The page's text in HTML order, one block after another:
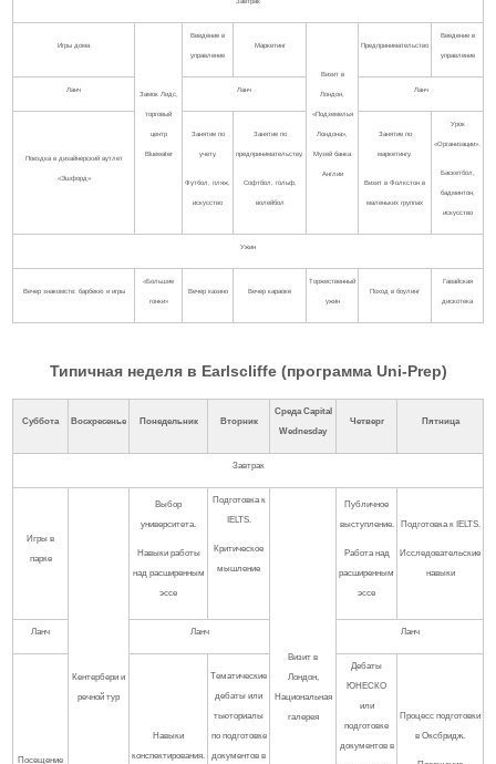
Игры дома
Замок Лидс,
торговый
центр
Bluewater
Введение в
управление
Маркетинг
Визит в
Лондон,
«Подземелья
Лондона»,
Музей банка
Англии
Предпринимательство
Введение в
управление
Ланч Ланч Ланч
Поездка в дизайнерский аутлет
«Эшфорд»
Занятие по
учету.
Футбол, пляж,
искусство
Занятие по
предпринимательству.
Софтбол, гольф,
волейбол
Занятие по
маркетингу.
Визит в Фолкстон в
маленьких группах
Урок
«Организации».
Баскетбол,
бадминтон,
искусство
Ужин
Вечер знакомств: барбекю и игры
«Большие
гонки»
Вечер казино Вечер караоке
Торжественный
ужин
Поход в боулинг
Гавайская
дискотека
Типичная неделя в Earlscliffe (программа Uni-Prep)
Суббота Воскресенье Понедельник Вторник
Среда Capital
Wednesday
Четверг Пятница
Завтрак
Игры в
парке
Кентербери и
речной тур
Выбор
университета.
Навыки работы
над расширенным
эссе
Подготовка к
IELTS.
Критическое
мышление
Визит в
Лондон,
Национальная
галерея
Публичное
выступление.
Работа над
расширенным
эссе
Подготовка к IELTS.
Исследовательские
навыки
Ланч Ланч Ланч
Посещение
Навыки
конспектирования.
Тематические
дебаты или
тьюториалы
по подготовке
документов в
Дебаты
ЮНЕСКО
или
подготовке
документов в
Процесс подготовки
в Оксбридж.